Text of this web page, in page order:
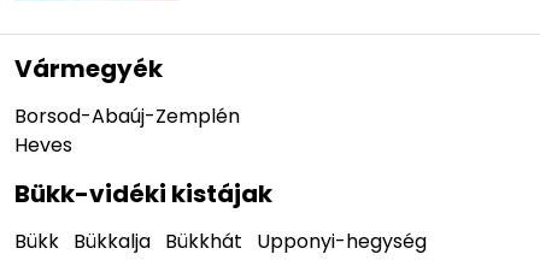
Vármegyék
Borsod-Abaúj-Zemplén
Heves
Bükk-vidéki kistájak
Bükk Bükkalja Bükkhát Upponyi-hegység